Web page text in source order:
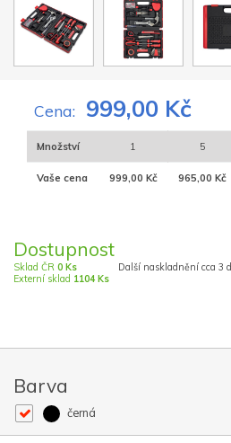
Cena: 999,00 Kč
Množství 1 5
Vaše cena 999,00 Kč 965,00 Kč
Dostupnost
Sklad ČR 0 Ks
Externí sklad 1104 Ks
Další naskladnění cca 3
Barva
černá